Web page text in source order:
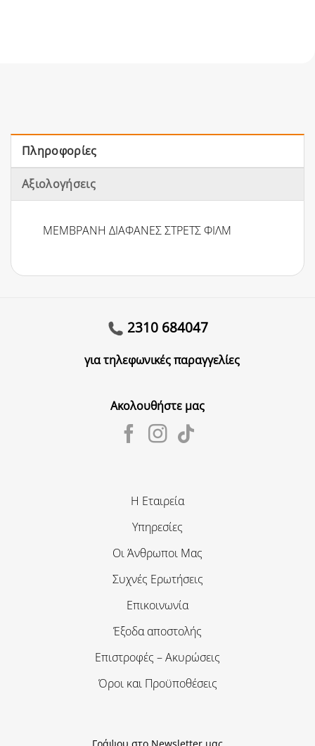
Πληροφορίες
Αξιολογήσεις
ΜΕΜΒΡΑΝΗ ΔΙΑΦΑΝΕΣ ΣΤΡΕΤΣ ΦΙΛΜ
2310 684047
για τηλεφωνικές παραγγελίες
Ακολουθήστε μας
Η Εταιρεία
Υπηρεσίες
Οι Άνθρωποι Μας
Συχνές Ερωτήσεις
Επικοινωνία
Έξοδα αποστολής
Επιστροφές – Ακυρώσεις
Όροι και Προϋποθέσεις